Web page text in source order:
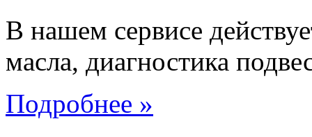
В нашем сервисе
масла, диагностика
Подробнее »